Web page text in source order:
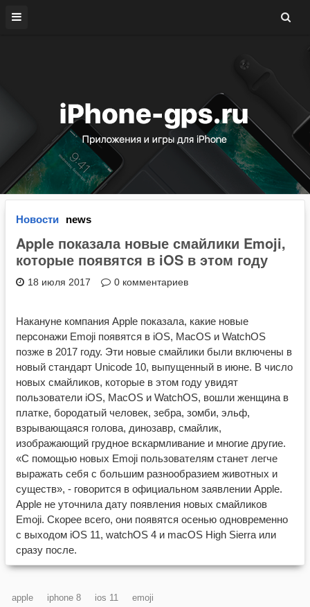
Новости news
Apple показала новые смайлики Emoji,
которые появятся в iOS в этом году
18 июля 2017 0 комментариев
Накануне компания Apple показала, какие новые
персонажи Emoji появятся в iOS, MacOS и WatchOS
позже в 2017 году. Эти новые смайлики были включены в
новый стандарт Unicode 10, выпущенный в июне. В число
новых смайликов, которые в этом году увидят
пользователи iOS, MacOS и WatchOS, вошли женщина в
платке, бородатый человек, зебра, зомби, эльф,
взрывающаяся голова, динозавр, смайлик,
изображающий грудное вскармливание и многие другие.
«С помощью новых Emoji пользователям станет легче
выражать себя с большим разнообразием животных и
существ», - говорится в официальном заявлении Apple.
Apple не уточнила дату появления новых смайликов
Emoji. Скорее всего, они появятся осенью одновременно
с выходом iOS 11, watchOS 4 и macOS High Sierra или
сразу после.
apple iphone 8 ios 11 emoji